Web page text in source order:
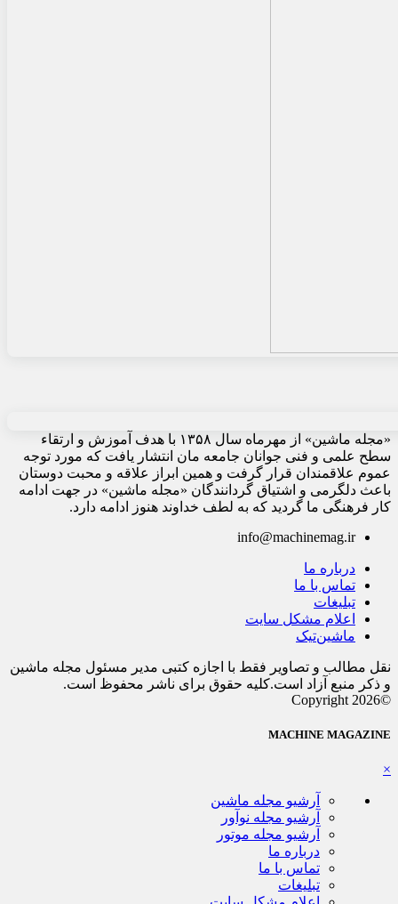
«مجله ماشین» از مهرماه سال ۱۳۵۸ با هدف آموزش و ارتقاء
سطح علمی و فنی جوانان جامعه مان انتشار یافت که مورد توجه
عموم علاقمندان قرار گرفت و همین ابراز علاقه و محبت دوستان
باعث دلگرمی و اشتیاق گردانندگان «مجله ماشین» در جهت ادامه
کار فرهنگی ما گردید که به لطف خداوند هنوز ادامه دارد.
info@machinemag.ir
درباره ما
تماس با ما
تبلیغات
اعلام مشکل سایت
ماشین‌تیک
نقل مطالب و تصاویر فقط با اجازه کتبی مدیر مسئول مجله ماشین
و ذکر منبع آزاد است.کلیه حقوق برای ناشر محفوظ است.
©Copyright 2026
MACHINE MAGAZINE
×
آرشیو مجله ماشین
آرشیو مجله نوآور
آرشیو مجله موتور
درباره ما
تماس با ما
تبلیغات